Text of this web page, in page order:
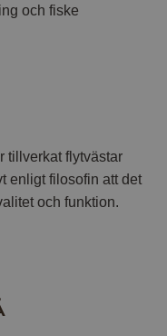
och fiske
tillverkat flytvästar
enligt filosofin att det
och funktion.